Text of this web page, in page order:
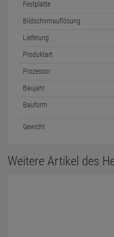
Festplatte
Bildschirmauflösung
Lieferung
Produktart
Prozessor
Baujahr
Bauform
Gewicht
Weitere Artikel des